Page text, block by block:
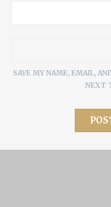
SAVE MY NAME, EMAIL,
NEXT